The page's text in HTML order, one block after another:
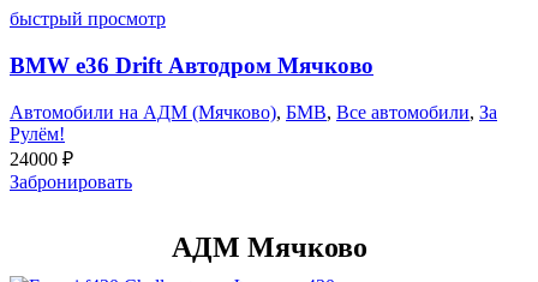
быстрый просмотр
BMW e36 Drift Автодром Мячково
Автомобили на АДМ (Мячково), БМВ, Все автомобили, За
Рулём!
24000 ₽
Забронировать
АДМ Мячково